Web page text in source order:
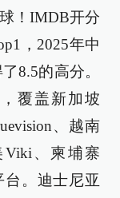
！IMDB开分
，2025年中
8.5的高分。
覆盖新加坡
、越南
Viki、柬埔寨
台。迪士尼亚